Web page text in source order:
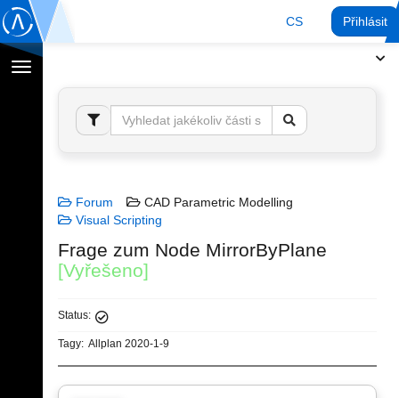
CS Přihlásit
Přepnout
navigaci
Forum
CAD Parametric Modelling
Visual Scripting
Frage zum Node MirrorByPlane
[Vyřešeno]
Status:
Tagy: Allplan 2020-1-9